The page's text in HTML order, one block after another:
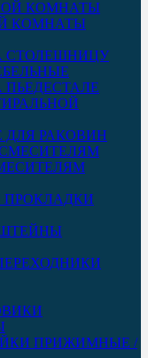
КОМНАТЫ
СТОЛЕШНИЦУ
РАКОВИН
ПРИЖИМНЫЕ /